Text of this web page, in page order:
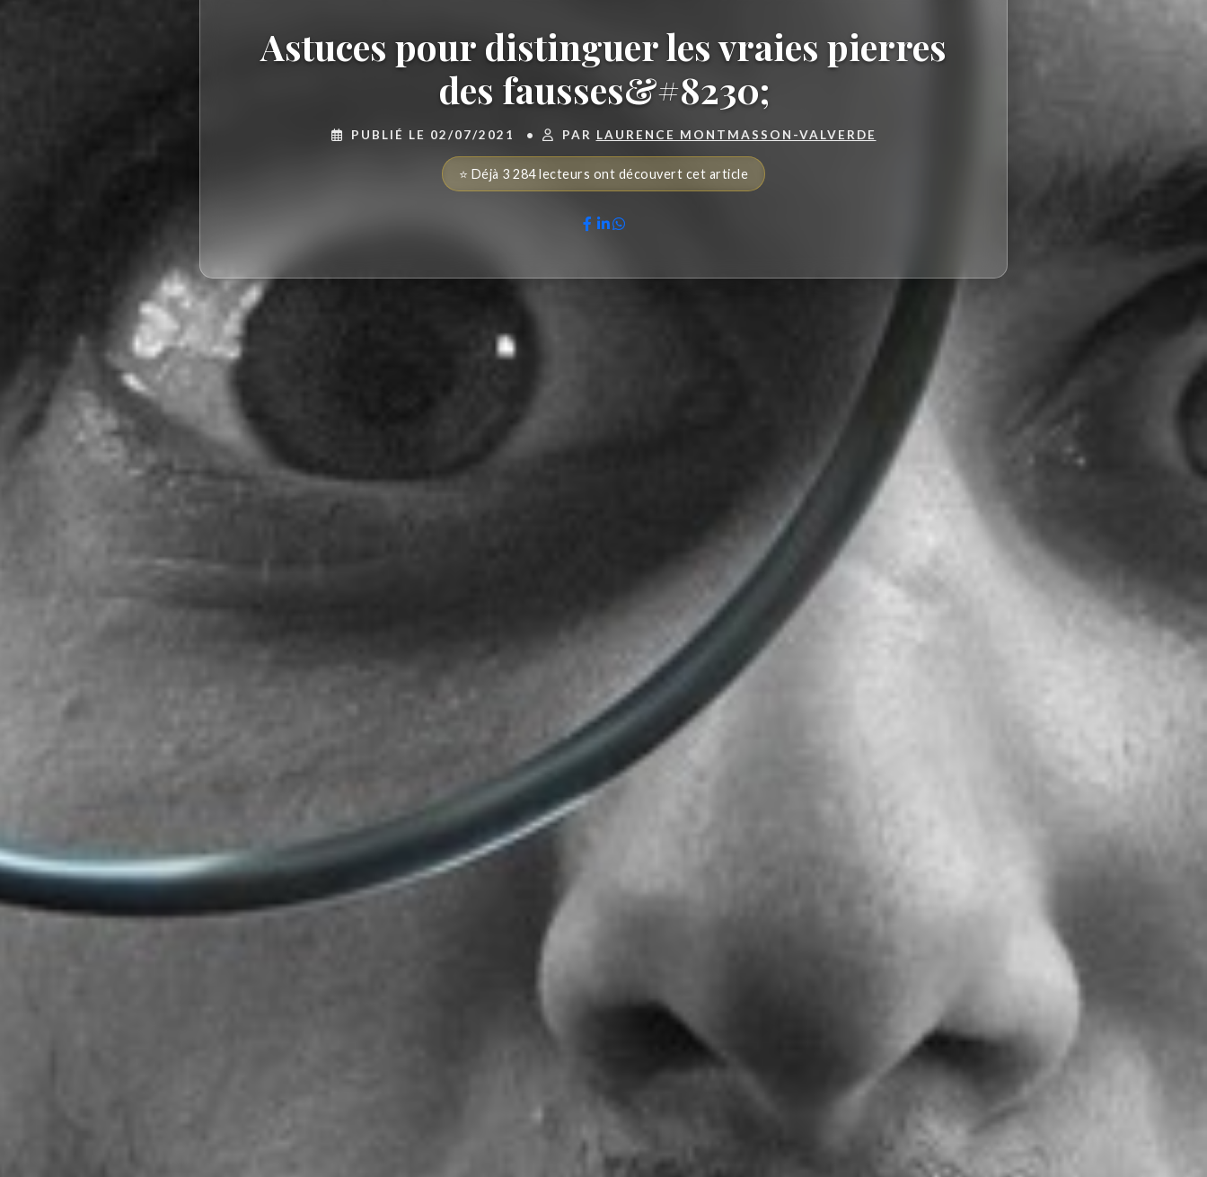
Astuces pour distinguer les vraies pierres
des fausses&#8230;
PUBLIÉ LE 02/07/2021 • PAR LAURENCE MONTMASSON-VALVERDE
⭐ Déjà 3 284 lecteurs ont découvert cet article